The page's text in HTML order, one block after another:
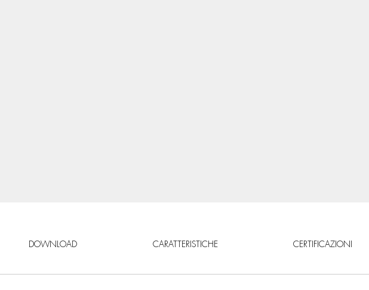
DOWNLOAD CARATTERISTICHE CERTIFICAZIONI